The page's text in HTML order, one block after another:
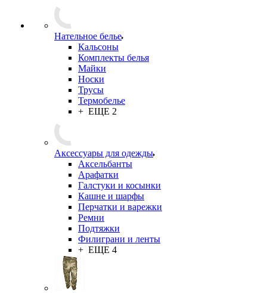
Нательное белье
Кальсоны
Комплекты белья
Майки
Носки
Трусы
Термобелье
+ ЕЩЕ 2
Аксессуары для одежды
Аксельбанты
Арафатки
Галстуки и косынки
Кашне и шарфы
Перчатки и варежки
Ремни
Подтяжки
Филиграни и ленты
+ ЕЩЕ 4